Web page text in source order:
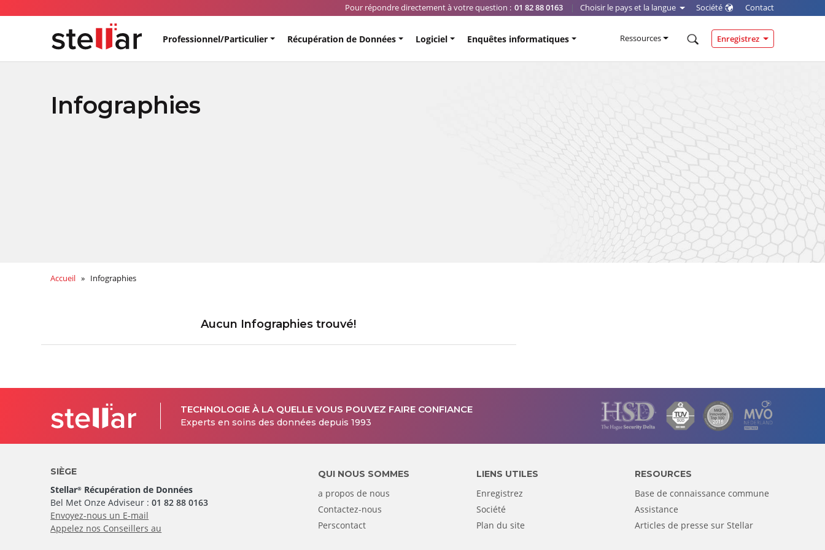
Pour répondre directement à votre question : 01 82 88 0163 | Choisir le pays et la langue Société Contact
Professionnel/Particulier Récupération de Données Logiciel Enquêtes informatiques Ressources Enregistrez
Infographies
Accueil » Infographies
Aucun Infographies trouvé!
TECHNOLOGIE À LA QUELLE VOUS POUVEZ FAIRE CONFIANCE
Experts en soins des données depuis 1993
SIÈGE
Stellar® Récupération de Données
Bel Met Onze Adviseur :01 82 88 0163
Envoyez-nous un E-mail
Appelez nos Conseillers au
QUI NOUS SOMMES
a propos de nous
Contactez-nous
Perscontact
LIENS UTILES
Enregistrez
Société
Plan du site
RESOURCES
Base de connaissance commune
Assistance
Articles de presse sur Stellar